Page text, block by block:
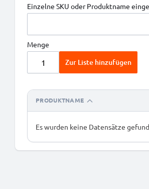
Einzelne SKU oder Produktname
Menge
Zur Liste hinzufügen
PRODUKTNAME
Es wurden keine Datensätze